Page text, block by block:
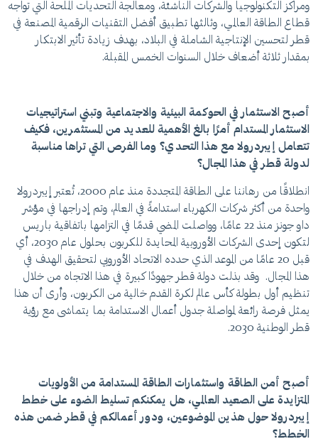
ومراكز التكنولوجيا والشركات الناشئة، ومعالجة التحديات الملحة التي تواجه
قطاع الطاقة العالمي، وثالثها تطبيق أفضل التقنيات الرقمية المصنعة في
قطر لتحسين الإنتاجية الشاملة في البلاد، بهدف زيادة تأثير الابتكار
بمقدار ثلاثة أضعاف خلال السنوات الخمس المقبلة.
أصبح الاستثمار في الحوكمة البيئية والاجتماعية وتبني استراتيجيات
الاستثمار المستدام أمرًا بالغ الأهمية للعديد من المستثمرين، فكيف
تتعامل إيبردرولا مع هذا التحدي؟ وما الفرص التي تراها مناسبة
لدولة قطر في هذا المجال؟
انطلاقًا من رهاننا على الطاقة المتجددة منذ عام 2000، تُعتبر إيبردرولا
واحدة من أكثر شركات الكهرباء استدامةً في العالم، وتم إدراجها في مؤشر
داو جونز منذ 22 عامًا، وواصلت المضي قدمًا في التزامها باتفاقية باريس
لتكون إحدى الشركات الأوروبية المحايدة للكربون بحلول عام 2030، أي
قبل 20 عامًا من الموعد الذي حدده الاتحاد الأوروبي لتحقيق الهدف في
هذا المجال. وقد بذلت دولة قطر جهودًا كبيرة في هذا الاتجاه من خلال
تنظيم أول بطولة كأس عالم لكرة القدم خالية من الكربون، وأرى أن هذا
يمثل فرصة رائعة لمواصلة جدول أعمال الاستدامة بما يتماشى مع رؤية
قطر الوطنية 2030.
أصبح أمن الطاقة واستثمارات الطاقة المستدامة من الأولويات
المتزايدة على الصعيد العالمي، هل يمكنكم تسليط الضوء على خطط
إيبردرولا حول هذين الموضوعين، ودور أعمالكم في قطر ضمن هذه
الخطط؟